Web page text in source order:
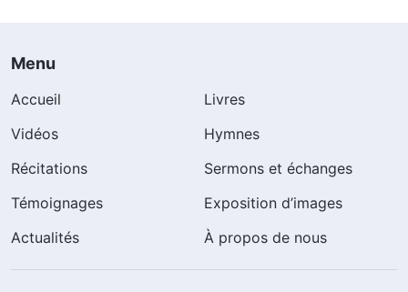
Menu
Accueil
Livres
Vidéos
Hymnes
Récitations
Sermons et échanges
Témoignages
Exposition d’images
Actualités
À propos de nous